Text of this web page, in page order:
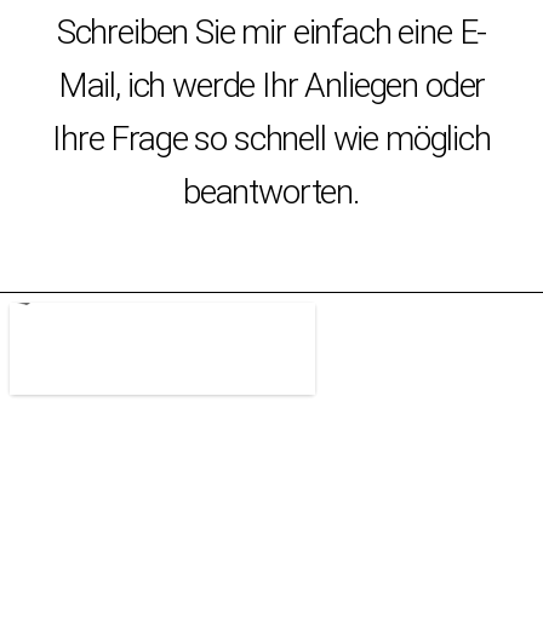
Schreiben Sie mir einfach eine E-
Mail, ich werde Ihr Anliegen oder
Ihre Frage so schnell wie möglich
beantworten.